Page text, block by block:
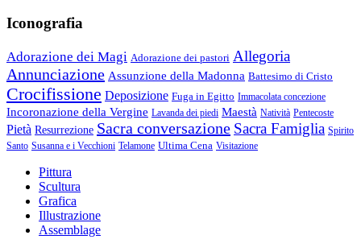
Iconografia
Adorazione dei Magi Adorazione dei pastori Allegoria
Annunciazione Assunzione della Madonna Battesimo di Cristo
Crocifissione Deposizione Fuga in Egitto Immacolata concezione
Incoronazione della Vergine Lavanda dei piedi Maestà Natività Pentecoste
Pietà Resurrezione Sacra conversazione Sacra Famiglia Spirito
Santo Susanna e i Vecchioni Telamone Ultima Cena Visitazione
Pittura
Scultura
Grafica
Illustrazione
Assemblage